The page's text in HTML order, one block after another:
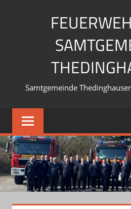
Samtgemeinde